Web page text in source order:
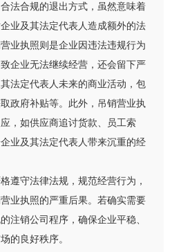
法合规的退出方式，虽然意味着
业及其法定代表人造成额外的法
业执照则是企业因违法违规行为
企业无法继续经营，还会留下严
法定代表人未来的商业活动，包
政府补贴等。此外，吊销营业执
，如供应商追讨货款、员工索
业及其法定代表人带来沉重的经
遵守法律法规，规范经营行为，
业执照的严重后果。若确实需要
注销公司程序，确保企业平稳、
的良好秩序。